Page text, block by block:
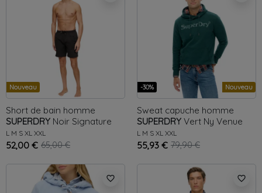
Nouveau
Short de bain homme
SUPERDRY Noir Signature
L M S XL XXL
52,00 € 65,00 €
-30% Nouveau
Sweat capuche homme
SUPERDRY Vert Ny Venue
L M S XL XXL
55,93 € 79,90 €
favorite_border favorite_border